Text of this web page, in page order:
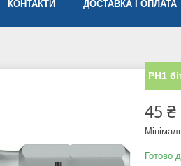
КОНТАКТИ ДОСТАВКА І ОПЛАТА
PH1
45 ₴
Готово